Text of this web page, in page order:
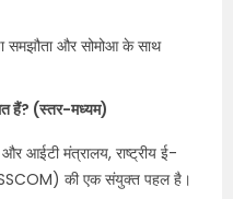
समझौता और सोमोआ के साथ
हैं? (स्तर-मध्यम)
और आईटी मंत्रालय, राष्ट्रीय ई-
की एक संयुक्त पहल है।